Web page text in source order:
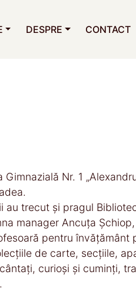
DESPRE CONTACT
Nr. 1
au trecut și pragul
manager Ancuța
pentru învățământ
de carte, secțiile,
curioși și cuminți,